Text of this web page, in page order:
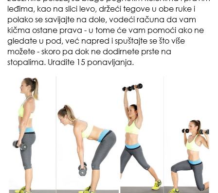
leđima, kao na slici levo, držeći tegove u obe ruke i
polako se savijajte na dole, vodeći računa da vam
kičma ostane prava - u tome će vam pomoći ako ne
gledate u pod, već napred i spuštajte se što više
možete - skoro pa dok ne dodirnete prste na
stopalima. Uradite 15 ponavljanja.